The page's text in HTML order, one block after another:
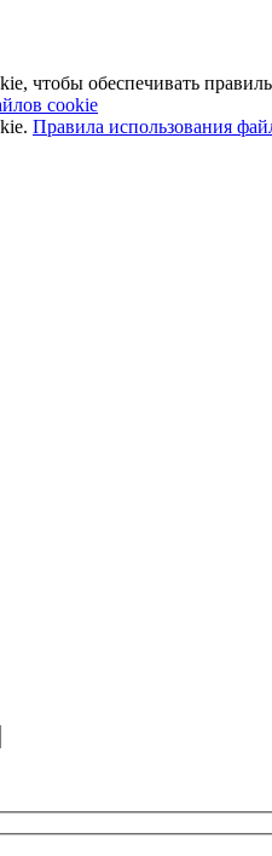
чтобы обеспечивать
cookie
Правила использования